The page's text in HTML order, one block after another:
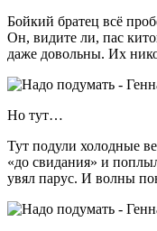
Бойкий братец всё
Он, видите ли, пас
даже довольны. Их
Но тут…
Тут подули холодные
«до свидания» и
увял парус. И волны